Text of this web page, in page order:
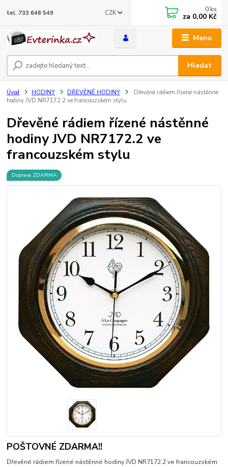
Menu
CZK
Hledat
tel. 733 648 549 0 ks
za 0,00 Kč
Úvod HODINY DŘEVĚNÉ HODINY
Dřevěné rádiem řízené nástěnné
hodiny JVD NR7172.2 ve francouzském stylu
Dřevěné rádiem řízené nástěnné
hodiny JVD NR7172.2 ve
francouzském stylu
Doprava ZDARMA
POŠTOVNÉ ZDARMA!!
Dřevěné rádiem řízené nástěnné hodiny JVD NR7172.2 ve francouzském